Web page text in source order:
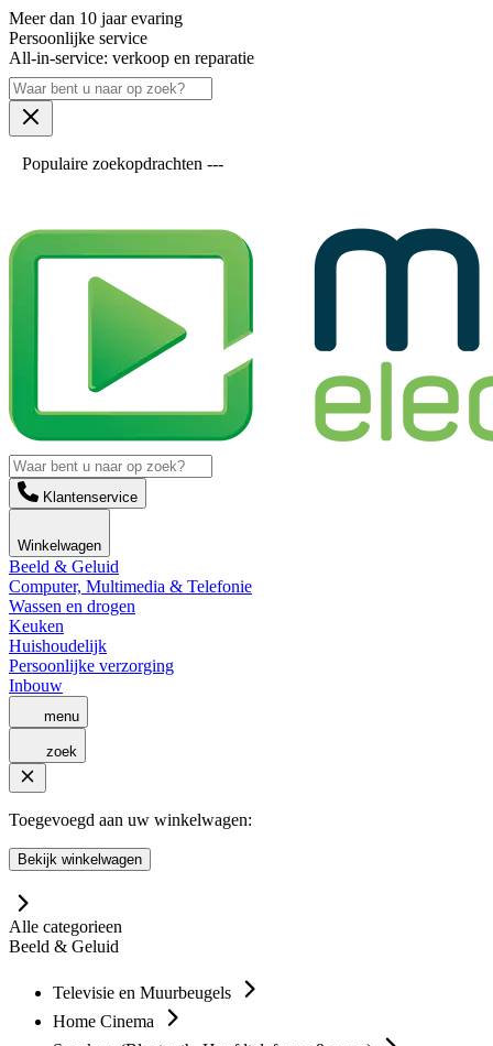
Meer dan 10 jaar evaring
Persoonlijke service
All-in-service: verkoop en reparatie
Populaire zoekopdrachten ---
Klantenservice
Winkelwagen
Beeld & Geluid
Computer, Multimedia & Telefonie
Wassen en drogen
Keuken
Huishoudelijk
Persoonlijke verzorging
Inbouw
menu
zoek
Toegevoegd aan uw winkelwagen:
Bekijk winkelwagen
Alle categorieen
Beeld & Geluid
Televisie en Muurbeugels
Home Cinema